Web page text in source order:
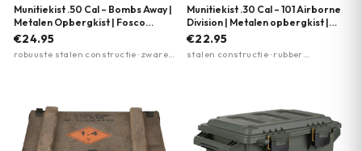
Munitiekist .50 Cal – Bombs Away |
Metalen Opbergkist | Fosco
Industries
€24.95
robuuste stalen constructie · zware
Munitiekist .30 Cal – 101 Airborne
Division | Metalen opbergkist |
Fosco Industries
€22.95
stalen constructie · rubber